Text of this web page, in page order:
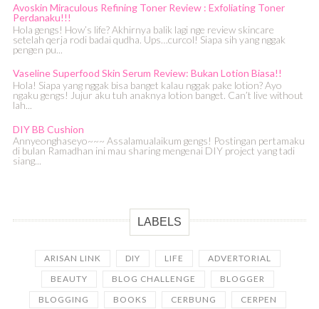
Avoskin Miraculous Refining Toner Review : Exfoliating Toner
Perdanaku!!!
Hola gengs! How’s life? Akhirnya balik lagi nge review skincare
setelah qerja rodi badai qudha. Ups…curcol! Siapa sih yang nggak
pengen pu...
Vaseline Superfood Skin Serum Review: Bukan Lotion Biasa!!
Hola! Siapa yang nggak bisa banget kalau nggak pake lotion? Ayo
ngaku gengs! Jujur aku tuh anaknya lotion banget. Can’t live without
lah...
DIY BB Cushion
Annyeonghaseyo~~~ Assalamualaikum gengs! Postingan pertamaku
di bulan Ramadhan ini mau sharing mengenai DIY project yang tadi
siang...
LABELS
ARISAN LINK DIY LIFE
ADVERTORIAL
BEAUTY
BLOG CHALLENGE
BLOGGER
BLOGGING
BOOKS CERBUNG
CERPEN